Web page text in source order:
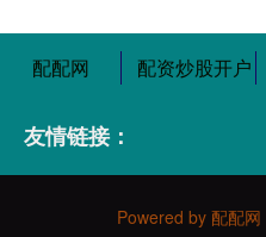
配配网 配资炒股开户
友情链接：
Powered by 配配网